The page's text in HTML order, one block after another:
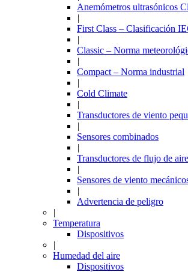
Anemómetros ultrasónicos
|
First Class – Clasificación
|
Classic – Norma
|
Compact – Norma industrial
|
Cold Climate
|
Transductores de viento
|
Sensores combinados
|
Transductores de flujo de aire
|
Sensores de viento
|
Advertencia de peligro
|
Temperatura
Dispositivos
|
Humedad del aire
Dispositivos